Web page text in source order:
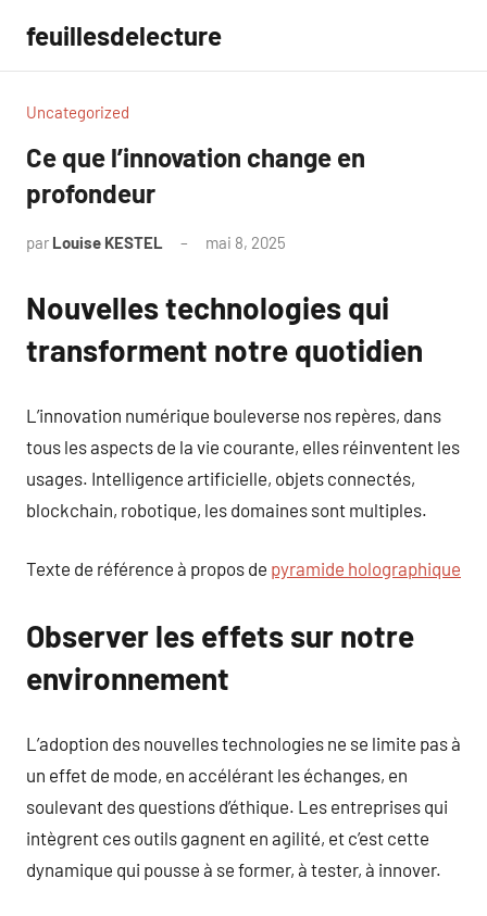
contenu
feuillesdelecture
Uncategorized
Ce que l’innovation change en
profondeur
par Louise KESTEL mai 8, 2025
Nouvelles technologies qui
transforment notre quotidien
L’innovation numérique bouleverse nos repères, dans
tous les aspects de la vie courante, elles réinventent les
usages. Intelligence artificielle, objets connectés,
blockchain, robotique, les domaines sont multiples.
Texte de référence à propos de pyramide holographique
Observer les effets sur notre
environnement
L’adoption des nouvelles technologies ne se limite pas à
un effet de mode, en accélérant les échanges, en
soulevant des questions d’éthique. Les entreprises qui
intègrent ces outils gagnent en agilité, et c’est cette
dynamique qui pousse à se former, à tester, à innover.